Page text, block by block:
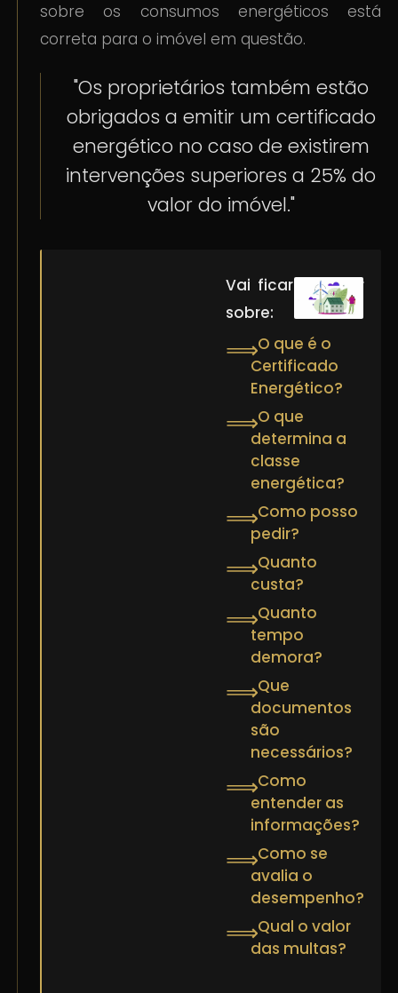
sobre os consumos energéticos está
correta para o imóvel em questão.
"Os proprietários também estão
obrigados a emitir um certificado
energético no caso de existirem
intervenções superiores a 25% do
valor do imóvel."
Vai ficar a saber
sobre:
⟹O que é o
Certificado
Energético?
⟹O que
determina a
classe
energética?
⟹Como posso
pedir?
⟹Quanto
custa?
⟹Quanto
tempo
demora?
⟹Que
documentos
são
necessários?
⟹Como
entender as
informações?
⟹Como se
avalia o
desempenho?
⟹Qual o valor
das multas?